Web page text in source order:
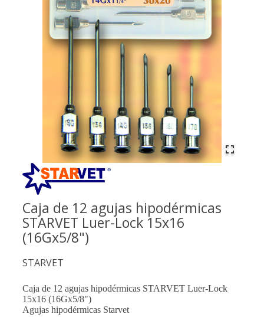
Caja de 12 agujas hipodérmicas
STARVET Luer-Lock 15x16
(16Gx5/8")
STARVET
Caja de 12 agujas hipodérmicas STARVET Luer-Lock
15x16 (16Gx5/8")
Agujas hipodérmicas Starvet